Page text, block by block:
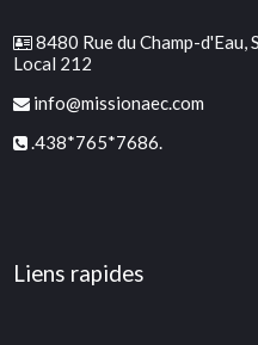
8480 Rue du Champ-d'Eau,
Local 212
info@missionaec.com
.438*765*7686.
Liens rapides